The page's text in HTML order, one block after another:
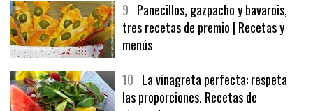
9 Panecillos, gazpacho y bavarois,
tres recetas de premio | Recetas y
menús
10 La vinagreta perfecta: respeta
las proporciones. Recetas de